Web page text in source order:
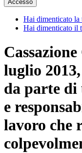
Accesso
Hai dimenticato la
Hai dimenticato il
luglio
da parte di
e
lavoro che